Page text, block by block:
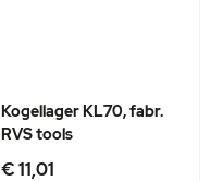
Kogellager KL70, fabr.
RVS tools
€ 11,01